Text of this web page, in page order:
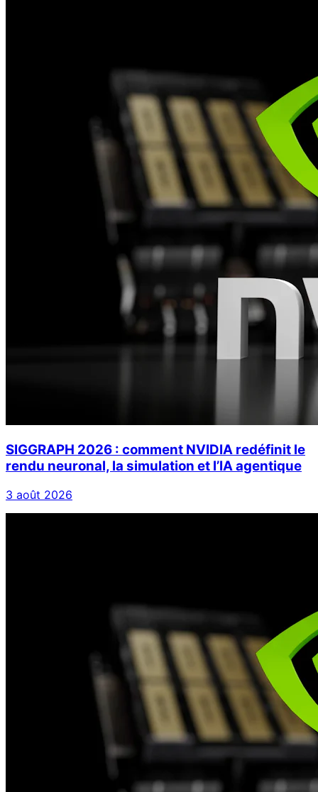
SIGGRAPH 2026 : comment NVIDIA redéfinit le
rendu neuronal, la simulation et l’IA agentique
3 août 2026